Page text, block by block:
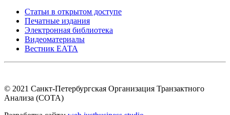
Статьи в открытом доступе
Печатные издания
Электронная библиотека
Видеоматериалы
Вестник ЕАТА
© 2021 Санкт-Петербургская Организация Транзактного
Анализа (СОТА)